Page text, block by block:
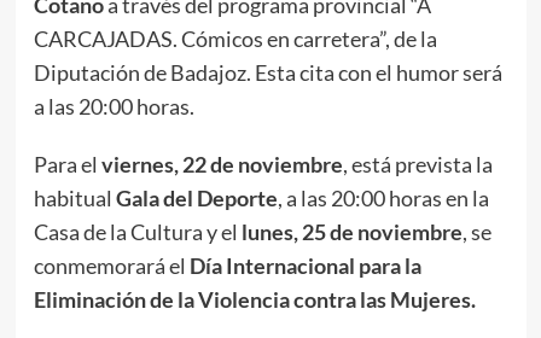
CARCAJADAS. Cómicos en carretera”, de la
Diputación de Badajoz. Esta cita con el humor será
a las 20:00 horas.
Para el viernes, 22 de noviembre, está prevista la
habitual Gala del Deporte, a las 20:00 horas en la
Casa de la Cultura y el lunes, 25 de noviembre, se
conmemorará el Día Internacional para la
Eliminación de la Violencia contra las Mujeres.